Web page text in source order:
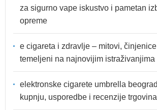
za sigurno vape iskustvo i pametan
opreme
e cigareta i zdravlje – mitovi,
temeljeni na najnovijim istraživanjima
elektronske cigarete umbrella
kupnju, usporedbe i recenzije trgovina